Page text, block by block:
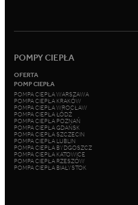
POMPY CIEPŁA
OFERTA
POMP CIEPŁA
POMPA CIEPŁA WARSZAWA
POMPA CIEPŁA KRAKÓW
POMPA CIEPŁA WROCŁAW
POMPA CIEPŁA ŁÓDŹ
POMPA CIEPŁA POZNAŃ
POMPA CIEPŁA GDAŃSK
POMPA CIEPŁA SZCZECIN
POMPA CIEPŁA LUBLIN
POMPA CIEPŁA BYDGOSZCZ
POMPA CIEPŁA KATOWICE
POMPA CIEPŁA RZESZÓW
POMPA CIEPŁA BIAŁYSTOK